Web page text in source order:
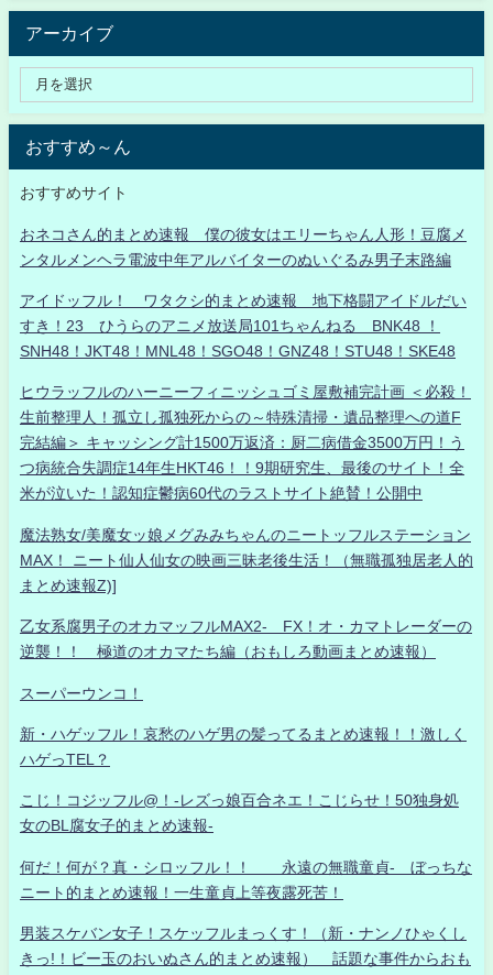
アーカイブ
おすすめ～ん
おすすめサイト
おネコさん的まとめ速報 僕の彼女はエリーちゃん人形！豆腐メ
ンタルメンヘラ電波中年アルバイターのぬいぐるみ男子末路編
アイドッフル！ ワタクシ的まとめ速報 地下格闘アイドルだい
すき！23 ひうらのアニメ放送局101ちゃんねる BNK48 ！
SNH48！JKT48！MNL48！SGO48！GNZ48！STU48！SKE48
ヒウラッフルのハーニーフィニッシュゴミ屋敷補完計画 ＜必殺！
生前整理人！孤立し孤独死からの～特殊清掃・遺品整理への道F
完結編＞ キャッシング計1500万返済：厨二病借金3500万円！う
つ病統合失調症14年生HKT46！！9期研究生、最後のサイト！全
米が泣いた！認知症鬱病60代のラストサイト絶賛！公開中
魔法熟女/美魔女ッ娘メグみみちゃんのニートッフルステーション
MAX！ ニート仙人仙女の映画三昧老後生活！（無職孤独居老人的
まとめ速報Z)]
乙女系腐男子のオカマッフルMAX2- FX！オ・カマトレーダーの
逆襲！！ 極道のオカマたち編（おもしろ動画まとめ速報）
スーパーウンコ！
新・ハゲッフル！哀愁のハゲ男の髪ってるまとめ速報！！激しく
ハゲっTEL？
こじ！コジッフル@！-レズっ娘百合ネエ！こじらせ！50独身処
女のBL腐女子的まとめ速報-
何だ！何が？真・シロッフル！！ 永遠の無職童貞- ぼっちな
ニート的まとめ速報！一生童貞上等夜露死苦！
男装スケバン女子！スケッフルまっくす！（新・ナンノひゃくし
きっ!！ビー玉のおいぬさん的まとめ速報） 話題な事件からおも